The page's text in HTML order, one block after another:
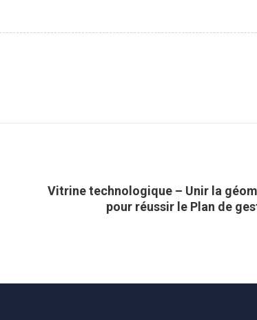
Vitrine technologique – Unir la
pour réussir le Plan de